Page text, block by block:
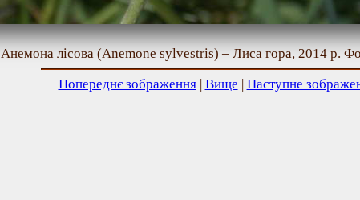
Анемона лісова (Anemone sylvestris) – Лиса гора, 2014 р.
Попереднє зображення| Вище | Наступне